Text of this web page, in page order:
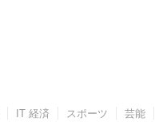
IT 経済 スポーツ 芸能